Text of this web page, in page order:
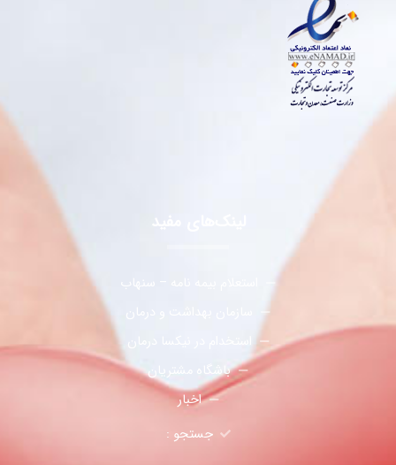
لینک‌های مفید
استعلام بیمه نامه – سنهاب
باشگاه مشتریان
اخبار
جستجو :